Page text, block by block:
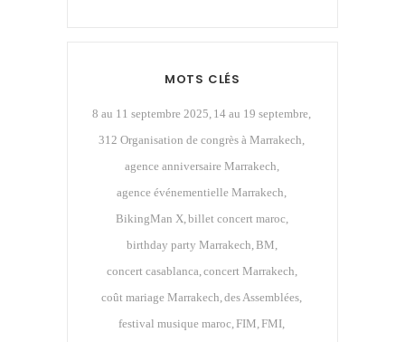
MOTS CLÉS
8 au 11 septembre 2025 14 au 19 septembre
312 Organisation de congrès à Marrakech
agence anniversaire Marrakech
agence événementielle Marrakech
BikingMan X billet concert maroc
birthday party Marrakech BM
concert casablanca concert Marrakech
coût mariage Marrakech des Assemblées
festival musique maroc FIM FMI